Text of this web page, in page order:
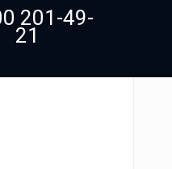
201-49-
21